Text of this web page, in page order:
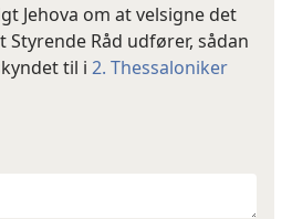
Jehova om at velsigne det
Styrende Råd udfører, sådan
til i 2. Thessaloniker